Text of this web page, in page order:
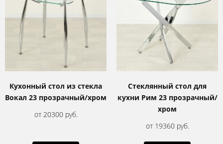
Кухонный стол из стекла
Вокал 23 прозрачный/хром
от 20300 руб.
Стеклянный стол для
кухни Рим 23 прозрачный/
хром
от 19360 руб.